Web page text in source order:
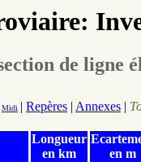
de ligne
Midi | Repères | Annexes |
Longueur
en km
en m